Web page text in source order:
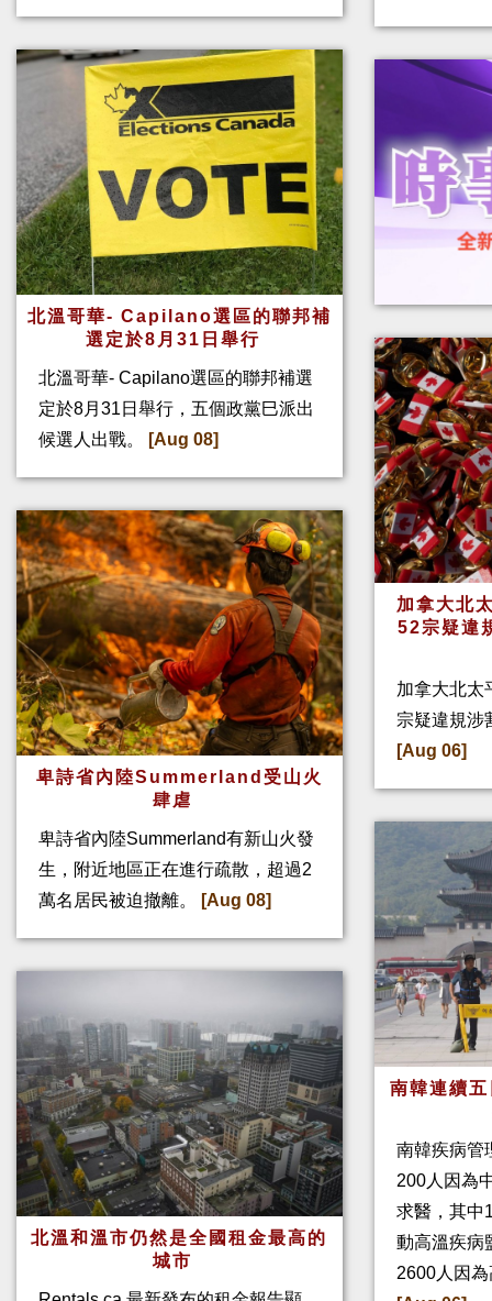
北溫哥華- Capilano選區的聯邦補
選定於8月31日舉行
北溫哥華- Capilano選區的聯邦補選
定於8月31日舉行，五個政黨巳派出
候選人出戰。
[Aug 08]
卑詩省內陸Summerland受山火
肆虐
卑詩省內陸Summerland有新山火發
生，附近地區正在進行疏散，超過2
萬名居民被迫撤離。
[Aug 08]
北溫和溫市仍然是全國租金最高的
城市
加拿大北
52宗疑違
加拿大北太
宗疑違規涉
[Aug 06]
南韓連續
南韓疾病管
200人因為
求醫，其中
動高溫疾病
2600人因